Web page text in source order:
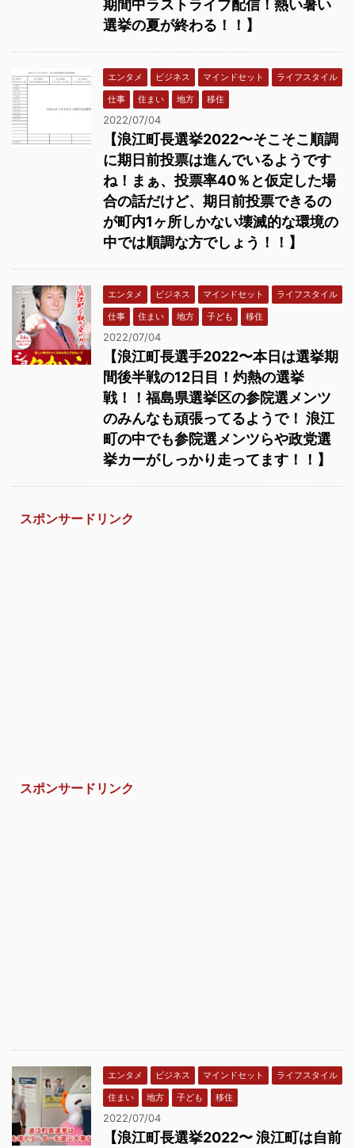
期間中ラストライブ配信！熱い暑い
選挙の夏が終わる！！】
エンタメ ビジネス マインドセット
ライフスタイル
仕事
住まい 地方 移住
2022/07/04
【浪江町長選挙2022〜そこそこ順調
に期日前投票は進んでいるようです
ね！まぁ、投票率40％と仮定した場
合の話だけど、期日前投票できるの
が町内1ヶ所しかない壊滅的な環境の
中では順調な方でしょう！！】
エンタメ ビジネス マインドセット
ライフスタイル
仕事
住まい 地方 子ども 移住
2022/07/04
【浪江町長選手2022〜本日は選挙期
間後半戦の12日目！灼熱の選挙
戦！！福島県選挙区の参院選メンツ
のみんなも頑張ってるようで！ 浪江
町の中でも参院選メンツらや政党選
挙カーがしっかり走ってます！！】
スポンサードリンク
スポンサードリンク
エンタメ ビジネス マインドセット
ライフスタイル
住まい
地方 子ども 移住
2022/07/04
【浪江町長選挙2022〜 浪江町は自前